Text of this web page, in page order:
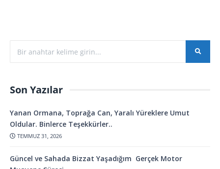
Son Yazılar
Yanan Ormana, Toprağa Can, Yaralı Yüreklere Umut
Oldular. Binlerce Teşekkürler..
TEMMUZ 31, 2026
Güncel ve Sahada Bizzat Yaşadığım Gerçek Motor